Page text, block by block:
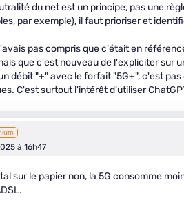
du net est un principe, pas une
par exemple), il faut prioriser et
pas compris que c'était en
que c'est nouveau de l'expliciter sur
débit "+" avec le forfait "5G+", c'est
C'est surtout l'intérêt d'utiliser
à 16h47
sur le papier non, la 5G consomme